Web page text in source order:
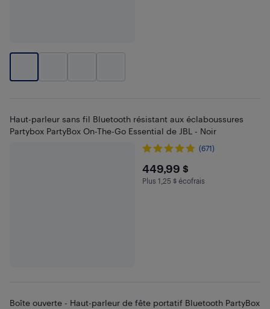
Haut-parleur sans fil Bluetooth résistant aux éclaboussures
Partybox PartyBox On-The-Go Essential de JBL - Noir
(671)
$449.99
449,99 $
Plus 1.25 $ en écofrais
Plus 1,25 $ écofrais
Boîte ouverte - Haut-parleur de fête portatif Bluetooth PartyBox